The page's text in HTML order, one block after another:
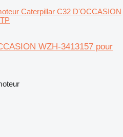
Caterpillar C32 D'OCCASION
WZH-3413157 pour